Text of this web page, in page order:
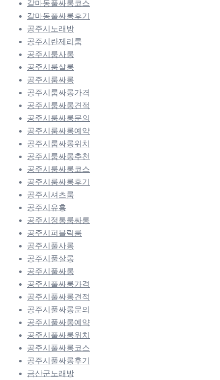
갈마동풀싸롱코스
갈마동풀싸롱후기
공주시노래방
공주시란제리룸
공주시룸사롱
공주시룸살롱
공주시룸싸롱
공주시룸싸롱가격
공주시룸싸롱견적
공주시룸싸롱문의
공주시룸싸롱예약
공주시룸싸롱위치
공주시룸싸롱추천
공주시룸싸롱코스
공주시룸싸롱후기
공주시셔츠룸
공주시유흥
공주시정통룸싸롱
공주시퍼블릭룸
공주시풀사롱
공주시풀살롱
공주시풀싸롱
공주시풀싸롱가격
공주시풀싸롱견적
공주시풀싸롱문의
공주시풀싸롱예약
공주시풀싸롱위치
공주시풀싸롱코스
공주시풀싸롱후기
금산군노래방